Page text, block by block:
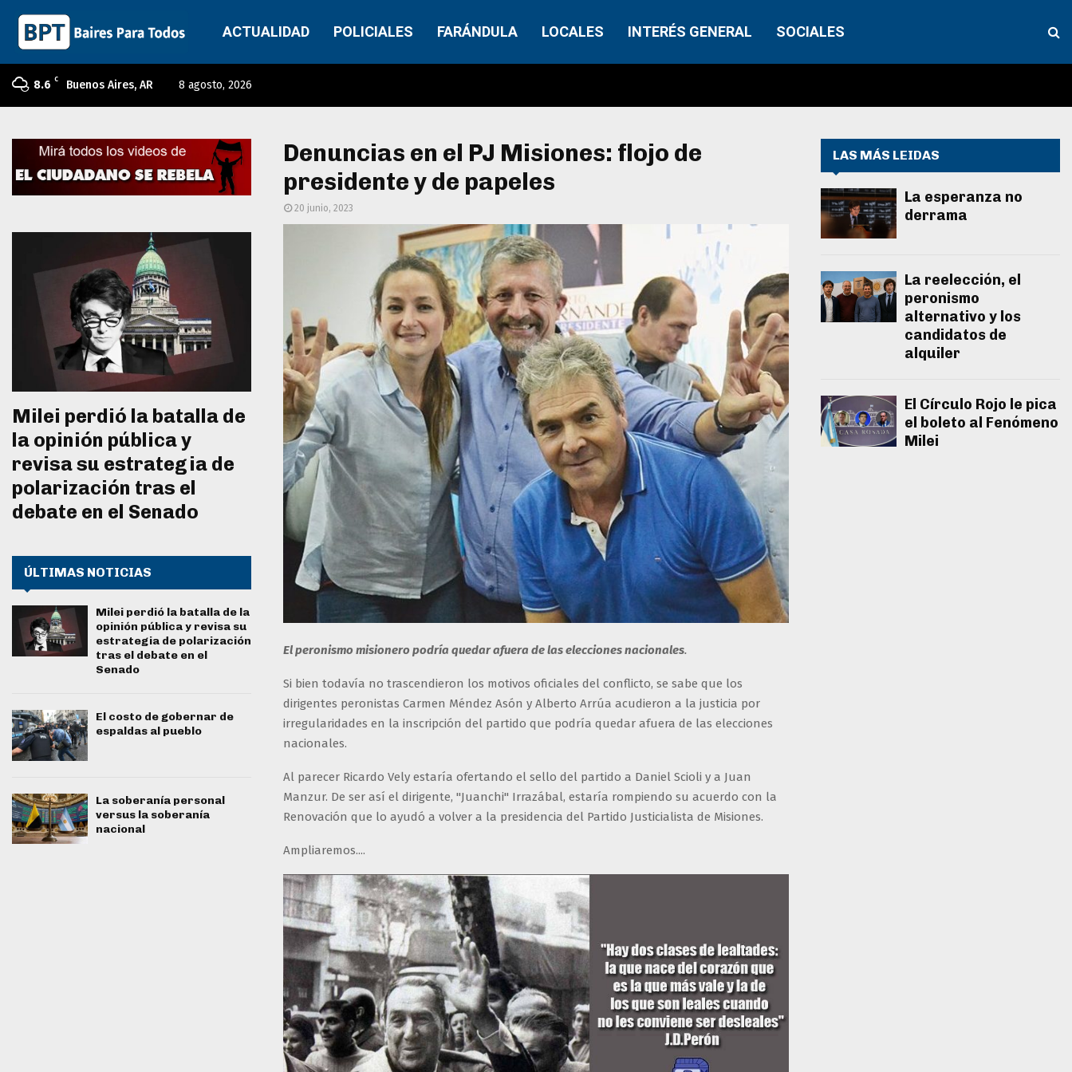
ACTUALIDAD POLICIALES FARÁNDULA LOCALES INTERÉS GENERAL SOCIALES
8.6 C Buenos Aires, AR 8 agosto, 2026
Denuncias en el PJ Misiones: flojo de
presidente y de papeles
20 junio, 2023
El peronismo misionero podría quedar afuera de las elecciones nacionales.
Si bien todavía no trascendieron los motivos oficiales del conflicto, se sabe que los
dirigentes peronistas Carmen Méndez Asón y Alberto Arrúa acudieron a la justicia por
irregularidades en la inscripción del partido que podría quedar afuera de las elecciones
nacionales.
Al parecer Ricardo Vely estaría ofertando el sello del partido a Daniel Scioli y a Juan
Manzur. De ser así el dirigente, "Juanchi" Irrazábal, estaría rompiendo su acuerdo con la
Renovación que lo ayudó a volver a la presidencia del Partido Justicialista de Misiones.
Ampliaremos....
Milei perdió la batalla de
la opinión pública y
revisa su estrategia de
polarización tras el
debate en el Senado
ÚLTIMAS NOTICIAS
Milei perdió la batalla de la
opinión pública y revisa su
estrategia de polarización
tras el debate en el
Senado
El costo de gobernar de
espaldas al pueblo
La soberanía personal
versus la soberanía
nacional
LAS MÁS LEIDAS
La esperanza no
derrama
La reelección, el
peronismo
alternativo y los
candidatos de
alquiler
El Círculo Rojo le pica
el boleto al Fenómeno
Milei